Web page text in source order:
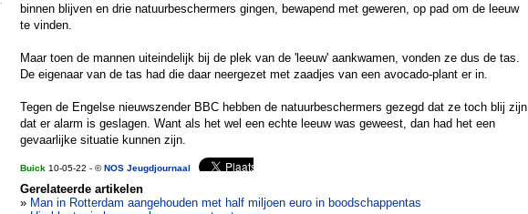
binnen blijven en drie natuurbeschermers gingen, bewapend met geweren, op pad om de leeuw
te vinden.
Maar toen de mannen uiteindelijk bij de plek van de 'leeuw' aankwamen, vonden ze dus de tas.
De eigenaar van de tas had die daar neergezet met zaadjes van een avocado-plant er in.
Tegen de Engelse nieuwszender BBC hebben de natuurbeschermers gezegd dat ze toch blij zijn
dat er alarm is geslagen. Want als het wel een echte leeuw was geweest, dan had het een
gevaarlijke situatie kunnen zijn.
Buick 10-05-22 - ©NOS Jeugdjournaal
Gerelateerde artikelen
» Man in Rotterdam aangehouden met half miljoen euro in boodschappentas